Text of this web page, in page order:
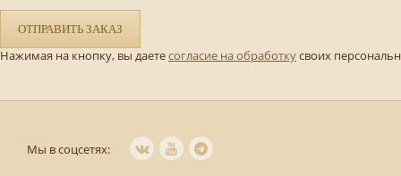
ОТПРАВИТЬ ЗАКАЗ
Нажимая на кнопку, вы даетесогласие на обработкусвоих
Мы в соцсетях: